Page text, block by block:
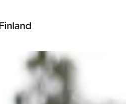
Finland